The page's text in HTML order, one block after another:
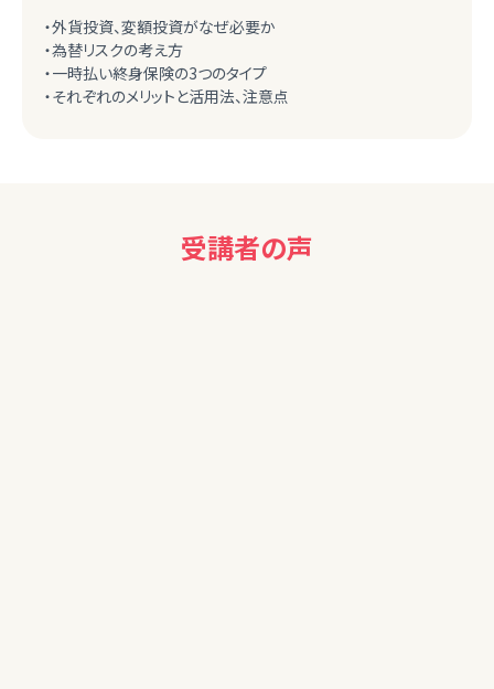
・外貨投資、変額投資がなぜ必要か
・為替リスクの考え方
・一時払い終身保険の3つのタイプ
・それぞれのメリットと活用法、注意点
受講者の声